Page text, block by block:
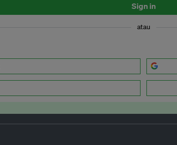
Sign in
atau